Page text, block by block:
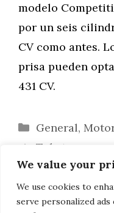
We value your
We use cookies to
serve personalized
modelo
por un seis
CV como antes.
prisa pueden
431 CV.
Categorías
General,
Takata
BMW Serie 5 y X5
12h Bathurst
el 5º puesto con